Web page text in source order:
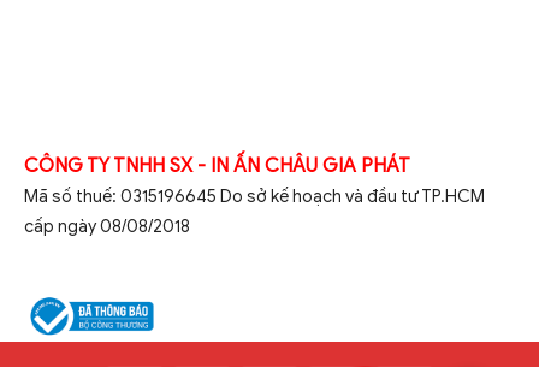
CÔNG TY TNHH SX - IN ẤN CHÂU GIA PHÁT
Mã số thuế: 0315196645 Do sở kế hoạch và đầu tư TP.HCM
cấp ngày 08/08/2018